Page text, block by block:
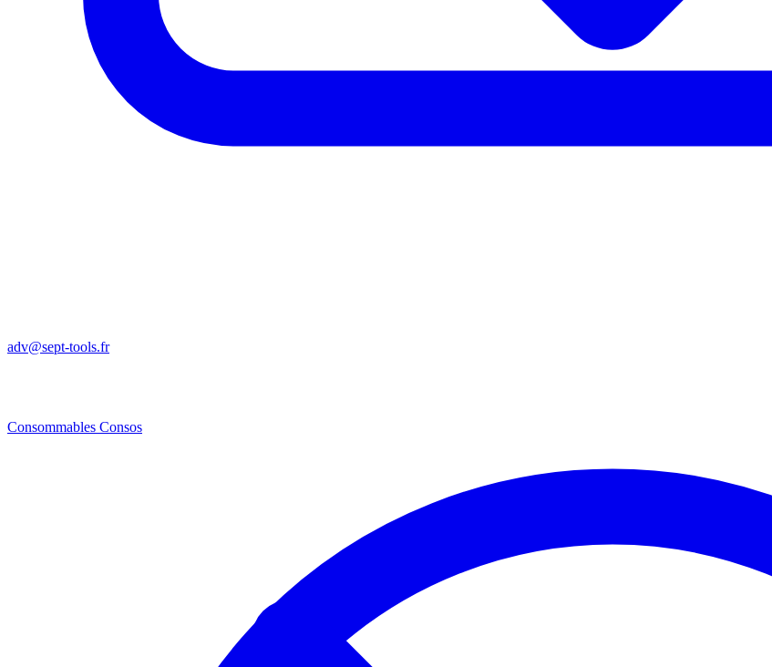
adv@sept-tools.fr
Consommables Consos